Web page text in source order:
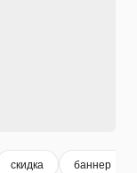
скидка баннер